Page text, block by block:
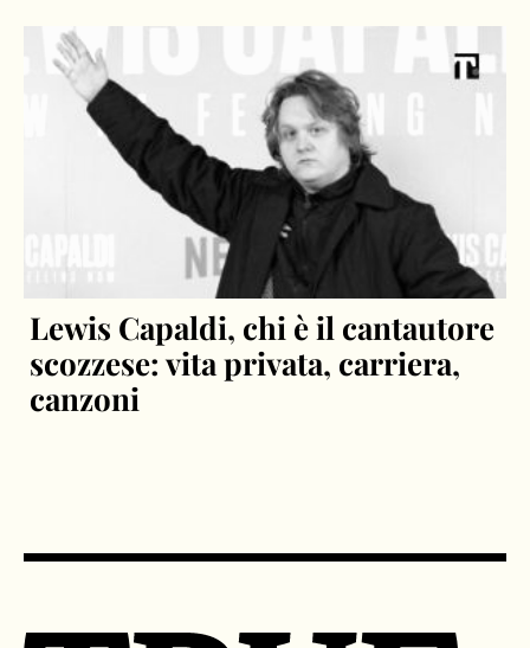
Lewis Capaldi, chi è il cantautore
scozzese: vita privata, carriera,
canzoni